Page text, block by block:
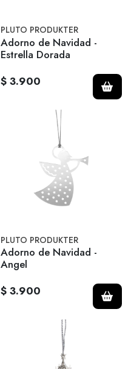
PLUTO PRODUKTER
Adorno de Navidad -
Estrella Dorada
$ 3.900
PLUTO PRODUKTER
Adorno de Navidad -
Angel
$ 3.900